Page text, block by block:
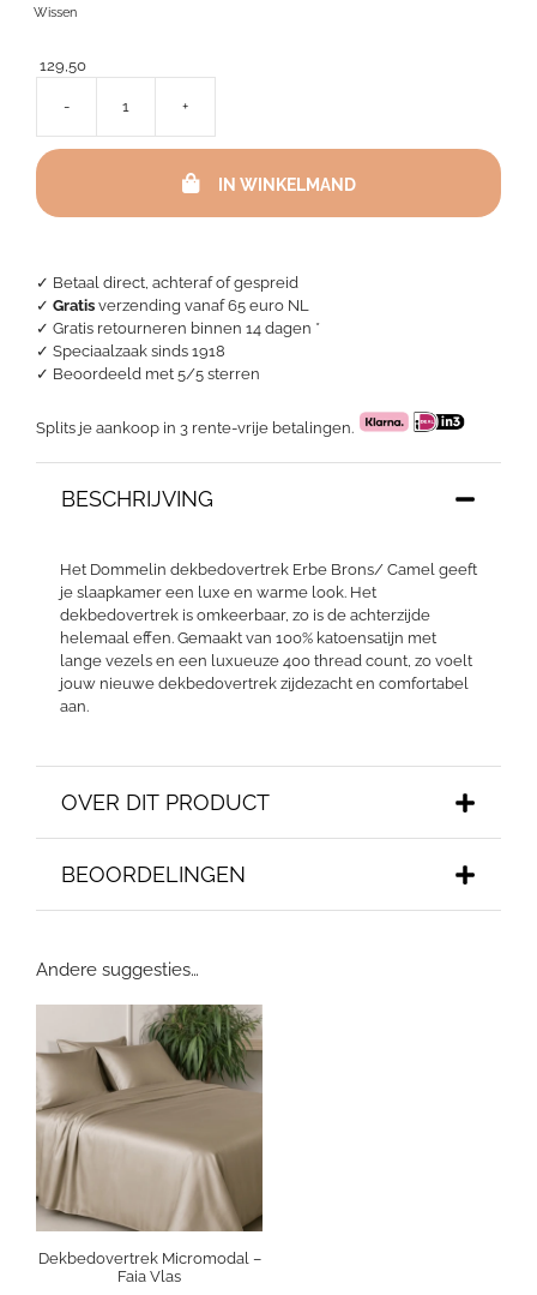
✓ Betaal direct, achteraf of gespreid
✓ Gratis verzending vanaf 65 euro NL
✓ Gratis retourneren binnen 14 dagen *
✓ Speciaalzaak sinds 1918
✓ Beoordeeld met 5/5 sterren
Splits je aankoop in 3 rente-vrije betalingen.
BESCHRIJVING
Het Dommelin dekbedovertrek Erbe Brons/ Camel geeft
je slaapkamer een luxe en warme look. Het
dekbedovertrek is omkeerbaar, zo is de achterzijde
helemaal effen. Gemaakt van 100% katoensatijn met
lange vezels en een luxueuze 400 thread count, zo voelt
jouw nieuwe dekbedovertrek zijdezacht en comfortabel
aan.
OVER DIT PRODUCT
BEOORDELINGEN
Wissen
129,50
-
katoen
aantal
+
IN WINKELMAND
Andere suggesties…
Dekbedovertrek Micromodal –
Faia Vlas